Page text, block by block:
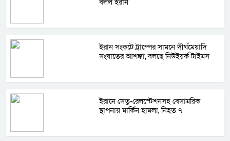
বলল ইরান
ইরান সংকটে ট্রাম্পের সামনে দীর্ঘমেয়াদি
সংঘাতের আশঙ্কা, বলছে নিউইয়র্ক টাইমস
ইরানে সেতু-রেলস্টেশনসহ বেসামরিক
স্থাপনায় মার্কিন হামলা, নিহত ৭